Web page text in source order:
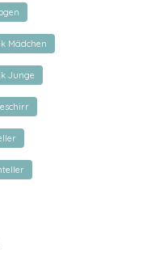
Mädchen
Junge